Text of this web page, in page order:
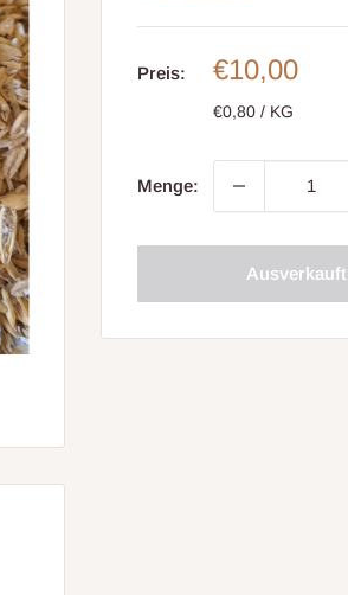
Preis: €10,00
€0,80 / KG
Menge:
Ausverkauft